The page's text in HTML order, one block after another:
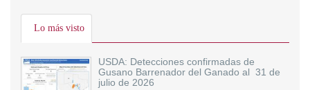
Lo más visto
USDA: Detecciones confirmadas de
Gusano Barrenador del Ganado al 31 de
julio de 2026